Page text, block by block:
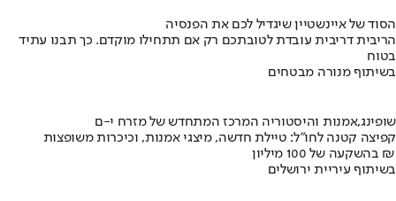
הסוד של איינשטיין שיגדיל לכם את הפנסיה
הריבית דריבית עובדת לטובתכם רק אם תתחילו מוקדם. כך תבנו עתיד
בטוח
בשיתוף מנורה מבטחים
שופינג,אמנות והיסטוריה המרכז המתחדש של מזרח י-ם
קפיצה קטנה לחו"ל: טיילת חדשה, מיצגי אמנות, וכיכרות משופצות
בהשקעה של 100 מיליון ₪
בשיתוף עיריית ירושלים